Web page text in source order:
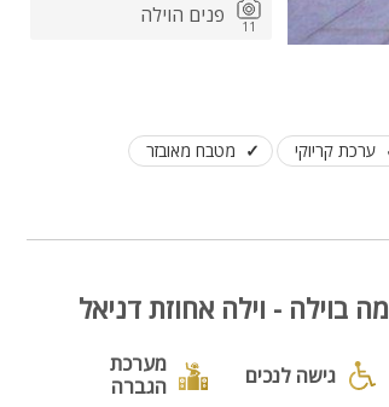
11 פנים הוילה
אירועים במתחם
ערכת קריוקי
מטבח מאובזר
מה בוילה - וילה אחוזת דניאל
גישה לנכים
מערכת
הגברה